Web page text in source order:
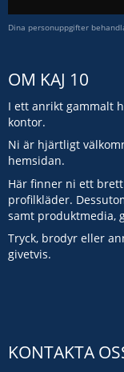
Dina personuppgifter
OM KAJ 10
I ett anrikt gammalt
kontor.
Ni är hjärtligt
hemsidan.
Här finner ni ett
profilkläder.
samt produktmedia,
Tryck, brodyr eller
givetvis.
KONTAKTA